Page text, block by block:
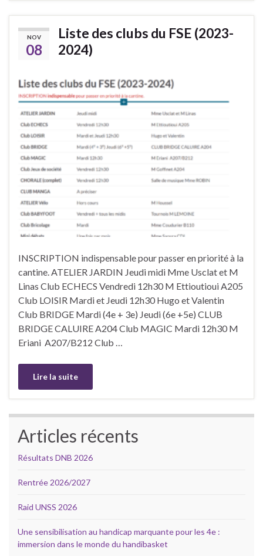
NOV
08
Liste des clubs du FSE (2023-
2024)
INSCRIPTION indispensable pour passer en priorité à la
cantine. ATELIER JARDIN Jeudi midi Mme Usclat et M
Linas Club ECHECS Vendredi 12h30 M Ettioutioui A205
Club LOISIR Mardi et Jeudi 12h30 Hugo et Valentin
Club BRIDGE Mardi (4e + 3e) Jeudi (6e +5e) CLUB
BRIDGE CALUIRE A204 Club MAGIC Mardi 12h30 M
Eriani A207/B212 Club …
Lire la suite
Articles récents
Résultats DNB 2026
Rentrée 2026/2027
Raid UNSS 2026
Une sensibilisation au handicap marquante pour les 4e :
immersion dans le monde du handibasket